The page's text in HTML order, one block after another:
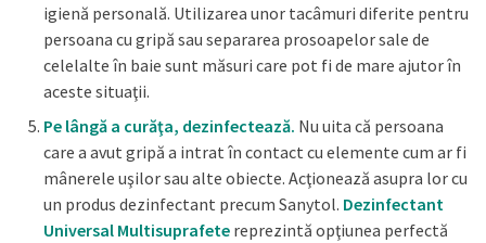
igienă personală. Utilizarea unor tacâmuri diferite pentru
persoana cu gripă sau separarea prosoapelor sale de
celelalte în baie sunt măsuri care pot fi de mare ajutor în
aceste situaţii.
Pe lângă a curăţa, dezinfectează. Nu uita că persoana
care a avut gripă a intrat în contact cu elemente cum ar fi
mânerele uşilor sau alte obiecte. Acţionează asupra lor cu
un produs dezinfectant precum Sanytol. Dezinfectant
Universal Multisuprafete reprezintă opţiunea perfectă